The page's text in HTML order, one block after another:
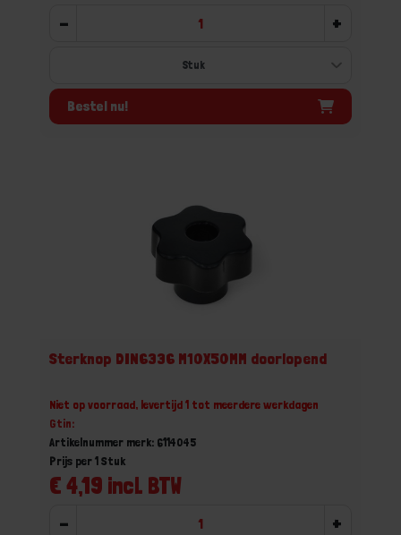
- +
Bestel nu!
Sterknop DIN6336 M10X50MM doorlopend
Niet op voorraad, levertijd 1 tot meerdere werkdagen
Gtin:
Artikelnummer merk: 6114045
€ 4,19 incl. BTW
Prijs per 1 Stuk
- +